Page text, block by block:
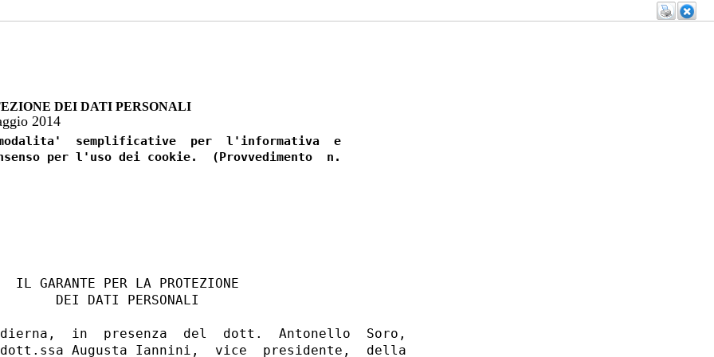
DEI DATI PERSONALI
2014
semplificative  per  l'informativa  e
per l'uso dei cookie.  (Provvedimento  n.